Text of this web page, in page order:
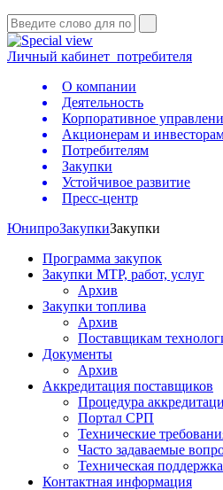
Личный кабинет потребителя
О компании
Деятельность
Корпоративное
Акционерам и
Потребителям
Закупки
Устойчивое развитие
Пресс-центр
ЮнипроЗакупкиЗакупки
Программа закупок
Закупки МТР, работ, услуг
Архив
Закупки топлива
Архив
Поставщикам
Документы
Архив
Аккредитация поставщиков
Процедура
Портал СРП
Технические
Часто задаваемые
Техническая поддержка
Контактная информация